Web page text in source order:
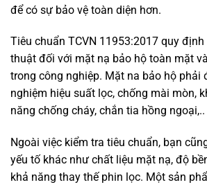
để có sự bảo vệ toàn diện hơn.
Tiêu chuẩn TCVN 11953:2017 quy
thuật đối với mặt nạ bảo hộ toàn mặt
trong công nghiệp. Mặt na bảo hộ phải
nghiệm hiệu suất lọc, chống mài mòn,
năng chống cháy, chắn tia hồng ngoại,..
Ngoài việc kiểm tra tiêu chuẩn, bạn
yếu tố khác như chất liệu mặt nạ, độ
khả năng thay thế phin lọc. Một sản